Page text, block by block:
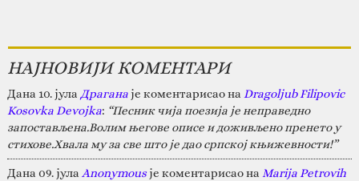
НАЈНОВИЈИ КОМЕНТАРИ
Дана 10. јула Драганаје коментарисао на Dragoljub Filipovic
Kosovka Devojka: “Песник чија поезија је неправедно
запостављена.Волим његове описе и доживљено пренето у
стихове.Хвала му за све што је дао српској књижевности!”
Дана 09. јула Anonymousје коментарисао на Marija Petrovih